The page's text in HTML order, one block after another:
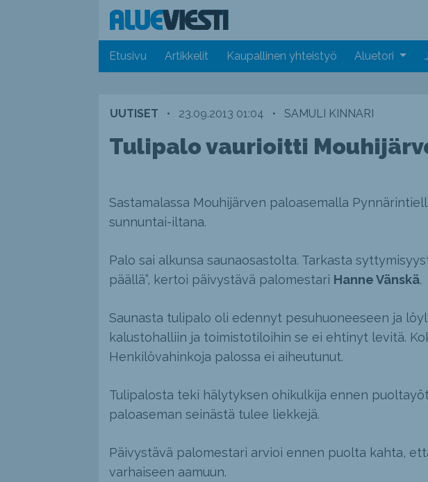
Etusivu Artikkelit Kaupallinen yhteistyö Aluetori
UUTISET • 23.09.2013 01:04 • SAMULI KINNARI
Tulipalo vaurioitti
Sastamalassa Mouhijärven paloasemalla
sunnuntai-iltana.
Palo sai alkunsa saunaosastolta. Tarkasta
päällä”, kertoi päivystävä palomestari Hanne Vänskä.
Saunasta tulipalo oli edennyt pesuhuoneeseen ja
kalustohalliin ja toimistotiloihin se ei ehtinyt levitä.
Henkilövahinkoja palossa ei aiheutunut.
Tulipalosta teki hälytyksen ohikulkija ennen
paloaseman seinästä tulee liekkejä.
Päivystävä palomestari arvioi ennen puolta kahta,
varhaiseen aamuun.